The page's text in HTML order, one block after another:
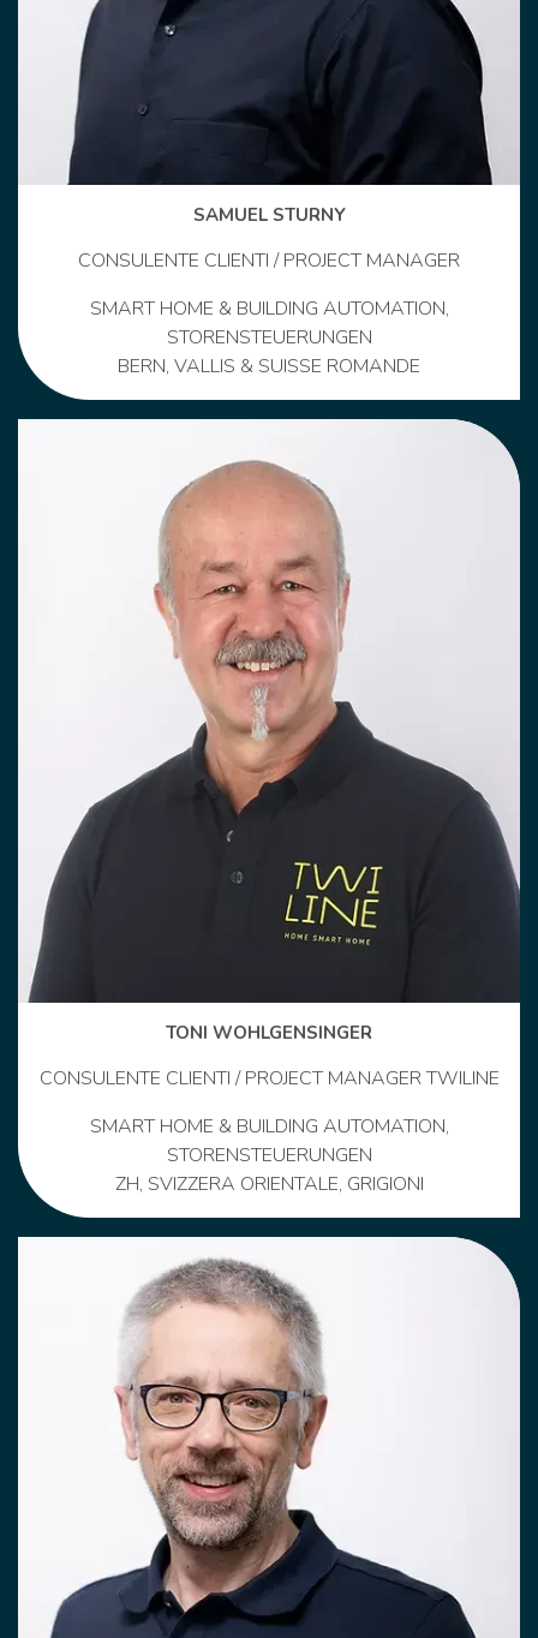
SAMUEL STURNY
CONSULENTE CLIENTI / PROJECT MANAGER
SMART HOME & BUILDING AUTOMATION,
STORENSTEUERUNGEN
BERN, VALLIS & SUISSE ROMANDE
TONI WOHLGENSINGER
CONSULENTE CLIENTI / PROJECT MANAGER TWILINE
SMART HOME & BUILDING AUTOMATION,
STORENSTEUERUNGEN
ZH, SVIZZERA ORIENTALE, GRIGIONI